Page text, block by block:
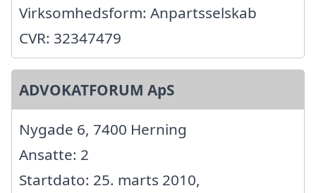
Virksomhedsform: Anpartsselskab
CVR: 32347479
ADVOKATFORUM ApS
Nygade 6, 7400 Herning
Ansatte: 2
Startdato: 25. marts 2010,